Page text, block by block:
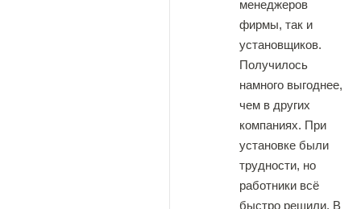
менеджеров
фирмы, так и
установщиков.
Получилось
намного выгоднее,
чем в других
компаниях. При
установке были
трудности, но
работники всё
быстро решили. В